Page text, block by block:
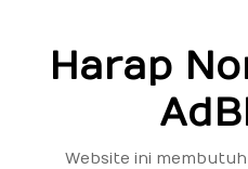
Harap
Website ini